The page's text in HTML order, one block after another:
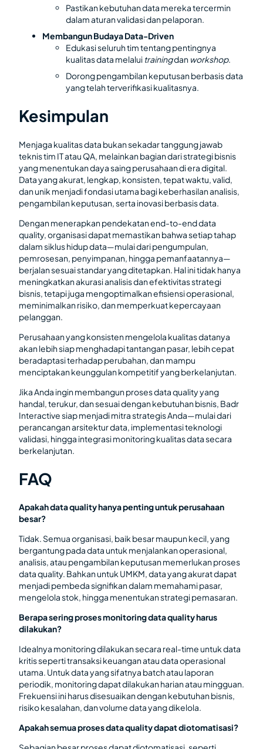
Pastikan kebutuhan data mereka tercermin
dalam aturan validasi dan pelaporan.
Membangun Budaya Data-Driven
Edukasi seluruh tim tentang pentingnya
kualitas data melalui trainingdan workshop.
Dorong pengambilan keputusan berbasis data
yang telah terverifikasi kualitasnya.
Kesimpulan
Menjaga kualitas data bukan sekadar tanggung jawab
teknis tim IT atau QA, melainkan bagian dari strategi bisnis
yang menentukan daya saing perusahaan di era digital.
Data yang akurat, lengkap, konsisten, tepat waktu, valid,
dan unik menjadi fondasi utama bagi keberhasilan analisis,
pengambilan keputusan, serta inovasi berbasis data.
Dengan menerapkan pendekatan end-to-end data
quality, organisasi dapat memastikan bahwa setiap tahap
dalam siklus hidup data—mulai dari pengumpulan,
pemrosesan, penyimpanan, hingga pemanfaatannya—
berjalan sesuai standar yang ditetapkan. Hal ini tidak hanya
meningkatkan akurasi analisis dan efektivitas strategi
bisnis, tetapi juga mengoptimalkan efisiensi operasional,
meminimalkan risiko, dan memperkuat kepercayaan
pelanggan.
Perusahaan yang konsisten mengelola kualitas datanya
akan lebih siap menghadapi tantangan pasar, lebih cepat
beradaptasi terhadap perubahan, dan mampu
menciptakan keunggulan kompetitif yang berkelanjutan.
Jika Anda ingin membangun proses data quality yang
handal, terukur, dan sesuai dengan kebutuhan bisnis, Badr
Interactive siap menjadi mitra strategis Anda—mulai dari
perancangan arsitektur data, implementasi teknologi
validasi, hingga integrasi monitoring kualitas data secara
berkelanjutan.
FAQ
Apakah data quality hanya penting untuk perusahaan
besar?
Tidak. Semua organisasi, baik besar maupun kecil, yang
bergantung pada data untuk menjalankan operasional,
analisis, atau pengambilan keputusan memerlukan proses
data quality. Bahkan untuk UMKM, data yang akurat dapat
menjadi pembeda signifikan dalam memahami pasar,
mengelola stok, hingga menentukan strategi pemasaran.
Berapa sering proses monitoring data quality harus
dilakukan?
Idealnya monitoring dilakukan secara real-time untuk data
kritis seperti transaksi keuangan atau data operasional
utama. Untuk data yang sifatnya batch atau laporan
periodik, monitoring dapat dilakukan harian atau mingguan.
Frekuensi ini harus disesuaikan dengan kebutuhan bisnis,
risiko kesalahan, dan volume data yang dikelola.
Apakah semua proses data quality dapat diotomatisasi?